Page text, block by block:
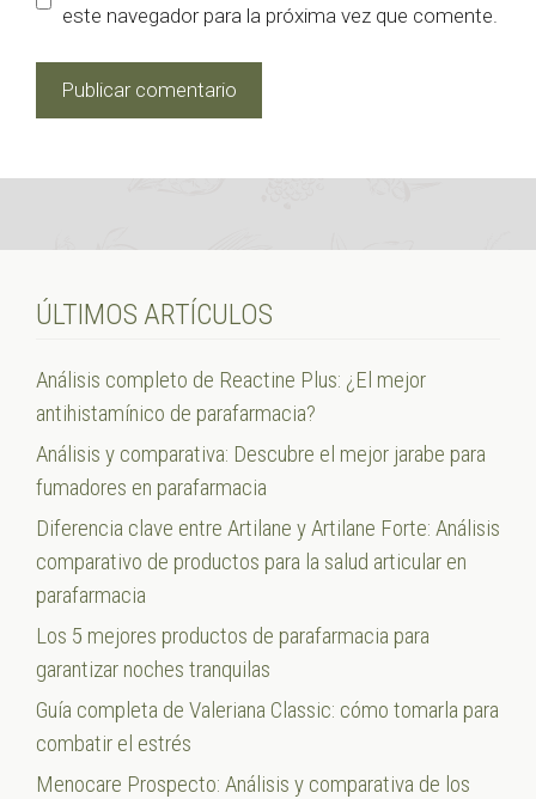
este navegador para la próxima vez que comente.
ÚLTIMOS ARTÍCULOS
Análisis completo de Reactine Plus: ¿El mejor
antihistamínico de parafarmacia?
Análisis y comparativa: Descubre el mejor jarabe para
fumadores en parafarmacia
Diferencia clave entre Artilane y Artilane Forte: Análisis
comparativo de productos para la salud articular en
parafarmacia
Los 5 mejores productos de parafarmacia para
garantizar noches tranquilas
Guía completa de Valeriana Classic: cómo tomarla para
combatir el estrés
Menocare Prospecto: Análisis y comparativa de los